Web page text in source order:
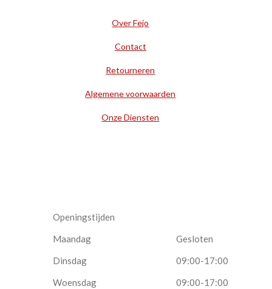
Over Fejo
Contact
Retourneren
Algemene voorwaarden
Onze Diensten
Openingstijden
Maandag
Gesloten
Dinsdag
09:00-17:00
Woensdag
09:00-17:00